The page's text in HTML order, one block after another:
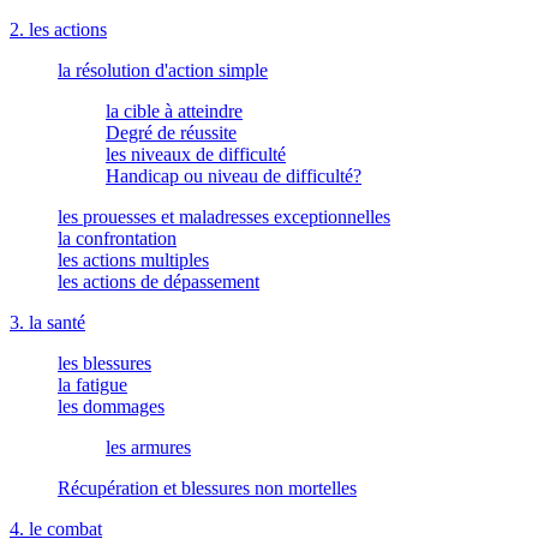
2. les actions
la résolution d'action simple
la cible à atteindre
Degré de réussite
les niveaux de difficulté
Handicap ou niveau de difficulté?
les prouesses et maladresses exceptionnelles
la confrontation
les actions multiples
les actions de dépassement
3. la santé
les blessures
la fatigue
les dommages
les armures
Récupération et blessures non mortelles
4. le combat